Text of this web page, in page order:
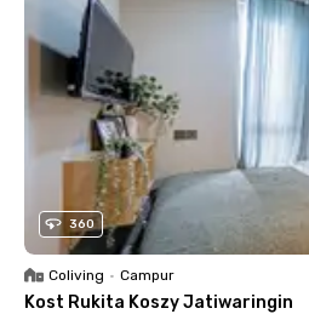
360
Coliving • Campur
Kost Rukita Koszy Jatiwaringin